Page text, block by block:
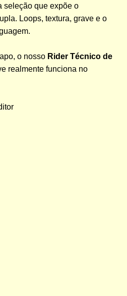
seleção que expõe o
Loops, textura, grave e o
o nosso Rider Técnico de
realmente funciona no